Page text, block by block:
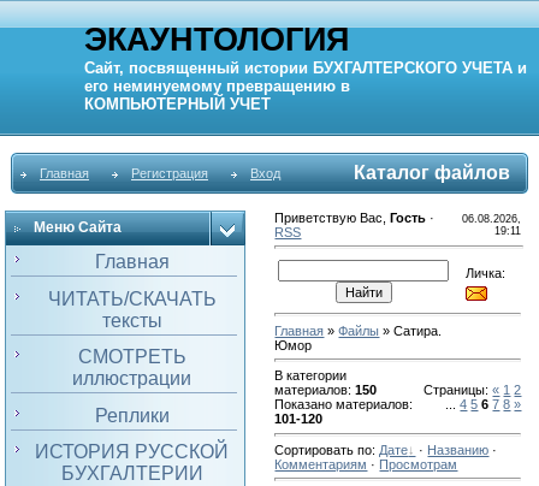
ЭКАУНТОЛОГИЯ
Сайт, посвященный истории БУХГАЛТЕРСКОГО УЧЕТА и
его неминуемому превращению в
КОМПЬЮТЕРНЫЙ УЧЕТ
Главная Регистрация Вход Каталог файлов
Меню Сайта
Главная
ЧИТАТЬ/СКАЧАТЬ
тексты
СМОТРЕТЬ
иллюстрации
Реплики
ИСТОРИЯ РУССКОЙ
БУХГАЛТЕРИИ
Приветствую Вас ,Гость ·
RSS
06.08.2026,
19:11
Личка:
Главная »Файлы » Сатира.
Юмор
В категории
материалов:150
Показано материалов:
101-120
Страницы:« 1 2
4 5 6 7 8 »
Сортировать по: Дате · Названию ·
Комментариям · Просмотрам